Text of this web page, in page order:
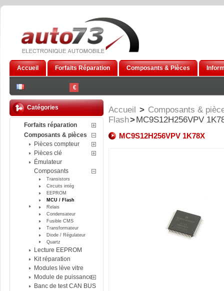
€
Accueil Forfaits Réparation Composants & Pièces
Catégories
Forfaits réparation
Composants & pièces
Pièces compteur
Pièces clé
Émulateur
Composants
Transistors
Circuits intég
EEPROM
MCU / Flash
Relais
Condensateur
Fusible CMS
Transformateur
Diode / Régulateur
Quartz
Lecture EEPROM
Kit réparation
Modules lève vitre
Module de puissance
Banc de test CAN BUS
Accueil > Composants &
Flash>MC9S12H256VPV
MC9S12H256VPV 1K78X